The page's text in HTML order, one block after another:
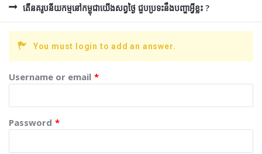
តើនគរូបនីយកម្មនៅកម្ពុជាយើងសព្វថ្ងៃ ជួបប្រទះនឹងបញ្ហាអ្វីខ្លះ ?
You must login to add an answer.
Username or email *
Password *